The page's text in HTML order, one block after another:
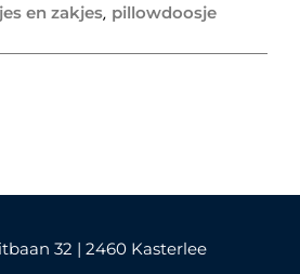
en zakjes, pillowdoosje
32 | 2460 Kasterlee